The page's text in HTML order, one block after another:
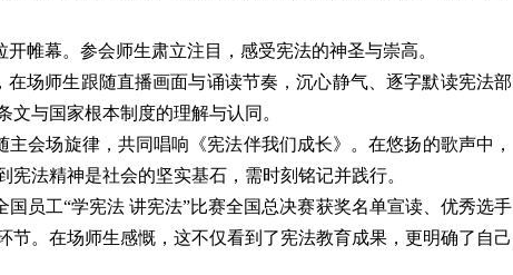
帷幕。参会师生肃立注目，感受宪法的神圣与崇高。
在场师生跟随直播画面与诵读节奏，沉心静气、逐字默读宪法部
与国家根本制度的理解与认同。
会场旋律，共同唱响《宪法伴我们成长》。在悠扬的歌声中，
宪法精神是社会的坚实基石，需时刻铭记并践行。
国员工“学宪法 讲宪法”比赛全国总决赛获奖名单宣读、优秀选手
节。在场师生感慨，这不仅看到了宪法教育成果，更明确了自己